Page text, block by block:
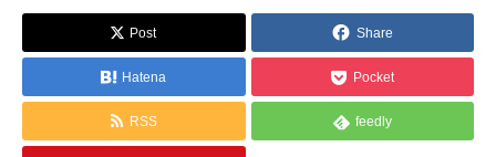
Post Share
Hatena Pocket
RSS feedly